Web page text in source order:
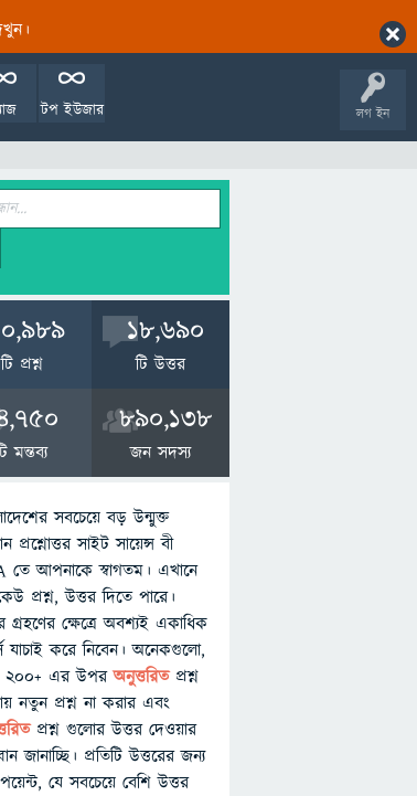
লগ ইন
টপ ইউজার
টি প্রশ্ন
18,690
টি উত্তর
মন্তব্য
890,138
জন সদস্য
সবচেয়ে বড় উন্মুক্ত
প্রশ্নোত্তর সাইট সায়েন্স বী
তে আপনাকে স্বাগতম। এখানে
প্রশ্ন, উত্তর দিতে পারে।
গ্রহণের ক্ষেত্রে অবশ্যই একাধিক
যাচাই করে নিবেন। অনেকগুলো,
২০০+ এর উপরঅনুত্তরিতপ্রশ্ন
নতুন প্রশ্ন না করার এবং
প্রশ্ন গুলোর উত্তর দেওয়ার
জানাচ্ছি। প্রতিটি উত্তরের জন্য
যে সবচেয়ে বেশি উত্তর